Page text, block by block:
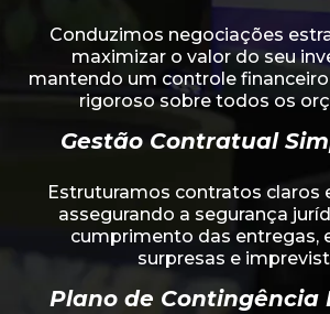
Conduzimos negociações
maximizar o valor do seu
mantendo um controle
rigoroso sobre todos os
Gestão Contratual
Estruturamos contratos claros
assegurando a segurança
cumprimento das entregas,
surpresas e
Plano de Contingência